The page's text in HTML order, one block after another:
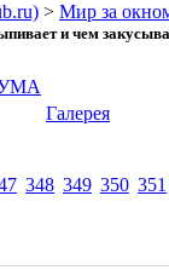
> Мир за
и чем
Галерея
348 349 350 351